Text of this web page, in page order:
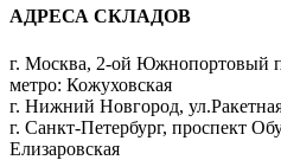
АДРЕСА СКЛАДОВ
г. Москва, 2-ой Южнопортовый
метро: Кожуховская
г. Нижний Новгород,
г. Санкт-Петербург, проспект
Елизаровская